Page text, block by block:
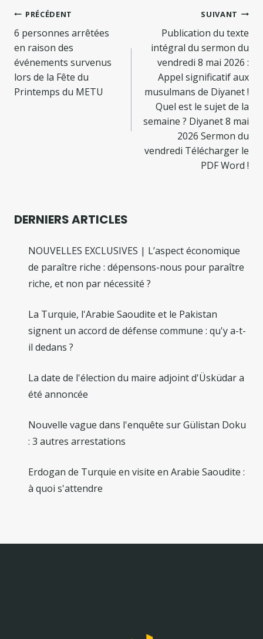
Navigation
de
l’article
PRÉCÉDENT
6 personnes arrêtées
en raison des
événements survenus
lors de la Fête du
Printemps du METU
SUIVANT
Publication du texte
intégral du sermon du
vendredi 8 mai 2026 :
Appel significatif aux
musulmans de Diyanet !
Quel est le sujet de la
semaine ? Diyanet 8 mai
2026 Sermon du
vendredi Télécharger le
PDF Word !
DERNIERS ARTICLES
NOUVELLES EXCLUSIVES | L’aspect économique
de paraître riche : dépensons-nous pour paraître
riche, et non par nécessité ?
La Turquie, l'Arabie Saoudite et le Pakistan
signent un accord de défense commune : qu'y a-t-
il dedans ?
La date de l'élection du maire adjoint d'Üsküdar a
été annoncée
Nouvelle vague dans l'enquête sur Gülistan Doku
: 3 autres arrestations
Erdogan de Turquie en visite en Arabie Saoudite :
à quoi s'attendre